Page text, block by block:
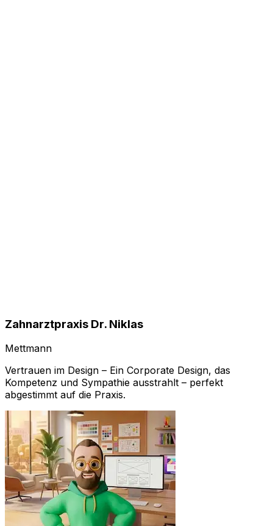
Zahnarztpraxis Dr. Niklas
Mettmann
Vertrauen im Design – Ein Corporate Design, das
Kompetenz und Sympathie ausstrahlt – perfekt
abgestimmt auf die Praxis.